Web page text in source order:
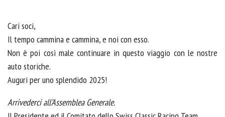
Cari soci,
Il tempo cammina e cammina, e noi con esso.
Non è poi così male continuare in questo viaggio con le nostre
auto storiche.
Auguri per uno splendido 2025!
Arrivederci all’Assemblea Generale.